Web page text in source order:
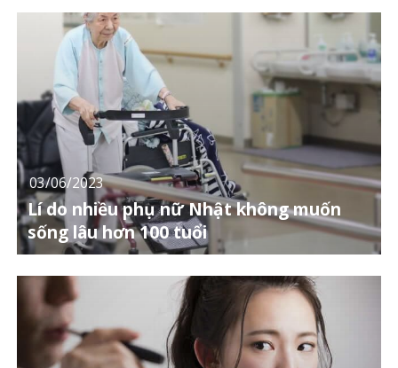
03/06/2023
Lí do nhiều phụ nữ Nhật không muốn
sống lâu hơn 100 tuổi